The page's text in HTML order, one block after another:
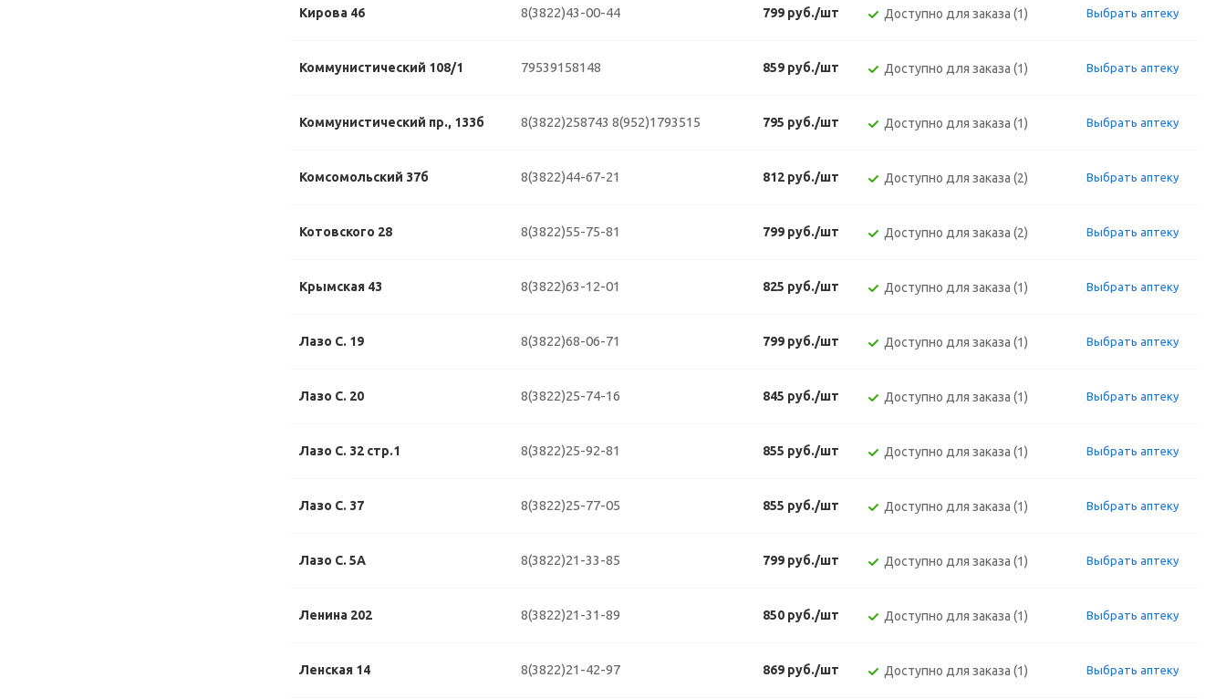
Кирова 46 8(3822)43-00-44 799 руб./шт Доступно для заказа (1) Выбрать аптеку
Коммунистический 108/1 79539158148 859 руб./шт Доступно для заказа (1) Выбрать аптеку
Коммунистический пр., 133б 8(3822)258743 8(952)1793515 795 руб./шт Доступно для заказа (1) Выбрать аптеку
Комсомольский 37б 8(3822)44-67-21 812 руб./шт Доступно для заказа (2) Выбрать аптеку
Котовского 28 8(3822)55-75-81 799 руб./шт Доступно для заказа (2) Выбрать аптеку
Крымская 43 8(3822)63-12-01 825 руб./шт Доступно для заказа (1) Выбрать аптеку
Лазо С. 19 8(3822)68-06-71 799 руб./шт Доступно для заказа (1) Выбрать аптеку
Лазо С. 20 8(3822)25-74-16 845 руб./шт Доступно для заказа (1) Выбрать аптеку
Лазо С. 32 стр.1 8(3822)25-92-81 855 руб./шт Доступно для заказа (1) Выбрать аптеку
Лазо С. 37 8(3822)25-77-05 855 руб./шт Доступно для заказа (1) Выбрать аптеку
Лазо С. 5А 8(3822)21-33-85 799 руб./шт Доступно для заказа (1) Выбрать аптеку
Ленина 202 8(3822)21-31-89 850 руб./шт Доступно для заказа (1) Выбрать аптеку
Ленская 14 8(3822)21-42-97 869 руб./шт Доступно для заказа (1) Выбрать аптеку